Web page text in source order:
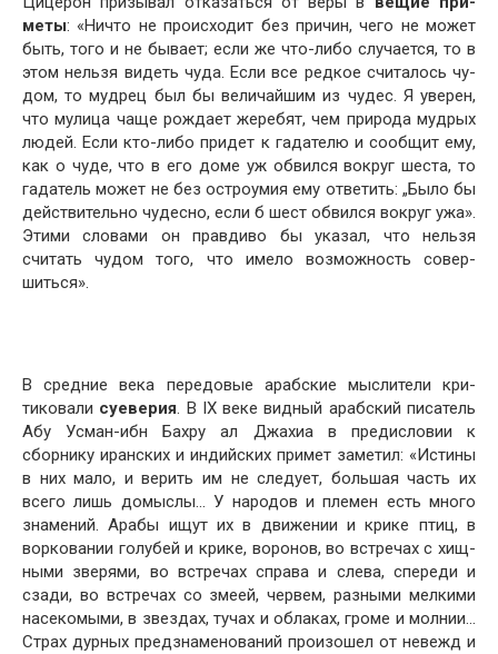
меты: «Ничто не происходит без причин, чего не может
быть, того и не бывает; если же что-либо случается, то в
этом нельзя видеть чуда. Если все редкое считалось чу­
дом, то мудрец был бы величайшим из чудес. Я уверен,
что мулица чаще рождает жеребят, чем природа мудрых
людей. Если кто-либо придет к гадателю и сообщит ему,
как о чуде, что в его доме уж обвился вокруг шеста, то
гадатель может не без остроумия ему ответить: „Было бы
действительно чудесно, если б шест обвился вокруг ужа».
Этими словами он правдиво бы указал, что нельзя
считать чудом того, что имело возможность совер­
шиться».
В средние века передовые арабские мыслители кри­
тиковали суеверия. В IX веке видный арабский писатель
Абу Усман-ибн Бахру ал Джахиа в предисловии к
сборнику иранских и индийских примет заметил: «Истины
в них мало, и верить им не следует, большая часть их
всего лишь домыслы… У народов и племен есть много
знамений. Арабы ищут их в движении и крике птиц, в
ворковании голубей и крике, воронов, во встречах с хищ­
ными зверями, во встречах справа и слева, спереди и
сзади, во встречах со змеей, червем, разными мелкими
насекомыми, в звездах, тучах и облаках, громе и мол­нии…
Страх дурных предзнаменований произошел от не­вежд и